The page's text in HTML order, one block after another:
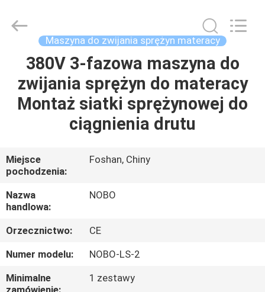
DOM
PRODUKTY
NAS
WYCIECZKA
PO
FABRYCE
KONTROLA
Ltd..
Developed
Maszyna do zwijania sprężyn materacy
380V 3-fazowa maszyna do
zwijania sprężyn do materacy
Montaż siatki sprężynowej do
ciągnienia drutu
Miejsce
pochodzenia:
Foshan, Chiny
Nazwa
handlowa:
NOBO
Orzecznictwo:
CE
Numer modelu:
NOBO-LS-2
Minimalne
1 zestawy